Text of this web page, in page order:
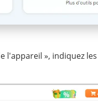
l'appareil », indiquez